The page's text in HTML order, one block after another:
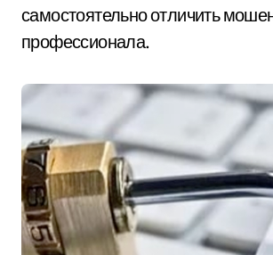
самостоятельно отличить
профессионала.